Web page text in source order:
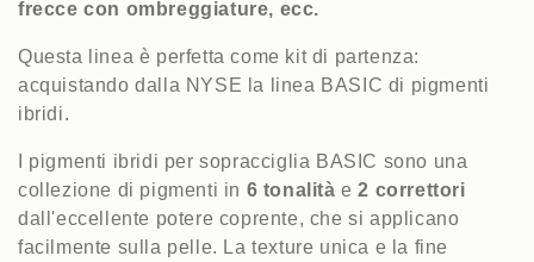
o
n
:
frecce con ombreggiature, ecc.
Questa linea è perfetta come kit di partenza:
acquistando dalla NYSE la linea BASIC di pigmenti
ibridi.
I pigmenti ibridi per sopracciglia BASIC sono una
collezione di pigmenti in 6 tonalità e2 correttori
dall'eccellente potere coprente, che si applicano
facilmente sulla pelle. La texture unica e la fine